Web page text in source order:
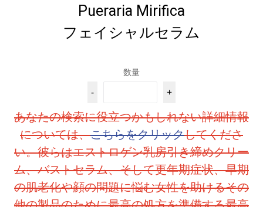
Pueraria Mirifica
フェイシャルセラム
数量
- +
あなたの検索に役立つかもしれない詳細情報
については、こちらをクリックしてくださ
い。彼らはエストロゲン乳房引き締めクリー
ム、バストセラム、そして更年期症状、早期
の肌老化や顔の問題に悩む女性を助けるその